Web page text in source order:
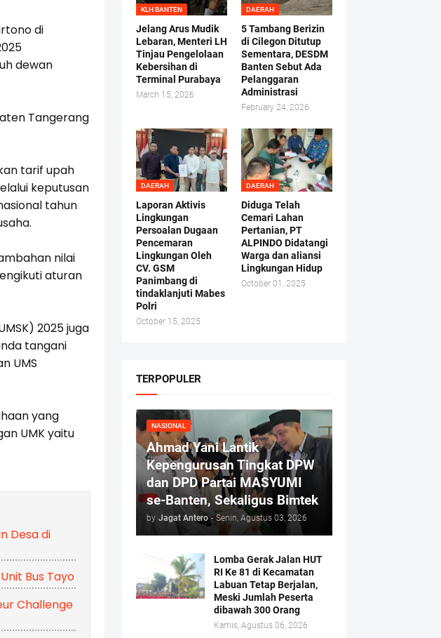
di
dewan
Tangerang
tarif upah
keputusan
tahun
nilai
aturan
2025 juga
tangani
UMS
yang
UMK yaitu
Desa di
Bus Tayo
Challenge
KLH BANTEN
Jelang Arus Mudik
Lebaran, Menteri LH
Tinjau Pengelolaan
Kebersihan di
Terminal Purabaya
March 15, 2026
DAERAH
5 Tambang Berizin
di Cilegon Ditutup
Sementara, DESDM
Banten Sebut Ada
Pelanggaran
Administrasi
February 24, 2026
DAERAH
Laporan Aktivis
Lingkungan
Persoalan Dugaan
Pencemaran
Lingkungan Oleh
CV. GSM
Panimbang di
tindaklanjuti Mabes
Polri
October 15, 2025
DAERAH
Diduga Telah
Cemari Lahan
Pertanian, PT
ALPINDO Didatangi
Warga dan aliansi
Lingkungan Hidup
October 01, 2025
TERPOPULER
NASIONAL
Ahmad Yani Lantik
Kepengurusan Tingkat DPW
dan DPD Partai MASYUMI
se-Banten, Sekaligus Bimtek
by Jagat Antero - Senin, Agustus 03, 2026
Lomba Gerak Jalan HUT
RI Ke 81 di Kecamatan
Labuan Tetap Berjalan,
Meski Jumlah Peserta
dibawah 300 Orang
Kamis, Agustus 06, 2026